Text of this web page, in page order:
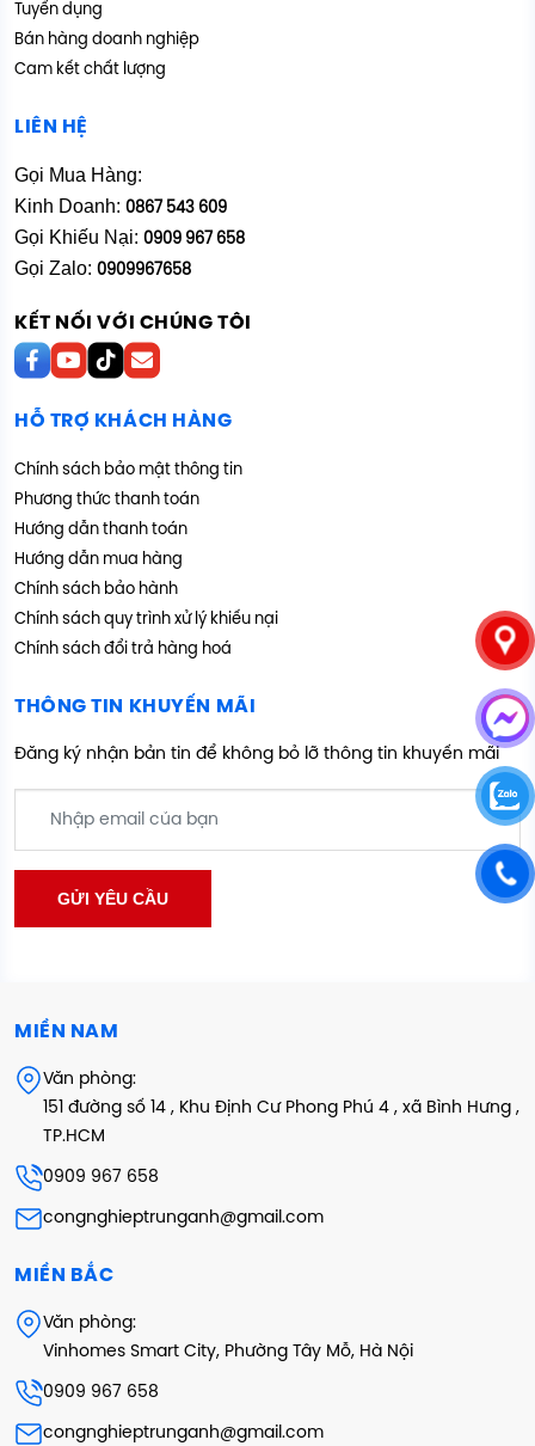
Tuyển dụng
Bán hàng doanh nghiệp
Cam kết chất lượng
LIÊN HỆ
Gọi Mua Hàng:
Kinh Doanh: 0867 543 609
Gọi Khiếu Nại: 0909 967 658
Gọi Zalo: 0909967658
KẾT NỐI VỚI CHÚNG TÔI
HỖ TRỢ KHÁCH HÀNG
Chính sách bảo mật thông tin
Phương thức thanh toán
Hướng dẫn thanh toán
Hướng dẫn mua hàng
Chính sách bảo hành
Chính sách quy trình xử lý khiếu nại
Chính sách đổi trả hàng hoá
THÔNG TIN KHUYẾN MÃI
Đăng ký nhận bản tin để không bỏ lỡ thông tin khuyến mãi
MIỀN NAM
Văn phòng:
151 đường số 14 , Khu Định Cư Phong Phú 4 , xã Bình Hưng ,
TP.HCM
0909 967 658
congnghieptrunganh@gmail.com
MIỀN BẮC
Văn phòng:
Vinhomes Smart City, Phường Tây Mỗ, Hà Nội
0909 967 658
congnghieptrunganh@gmail.com